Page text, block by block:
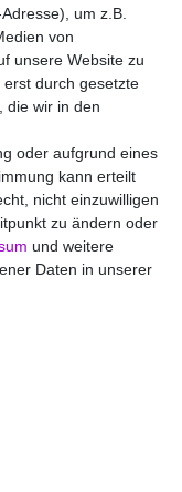
um z.B.
von
unsere Website zu
durch gesetzte
die wir in den
oder aufgrund eines
kann erteilt
nicht einzuwilligen
zu ändern oder
und weitere
Daten in unserer